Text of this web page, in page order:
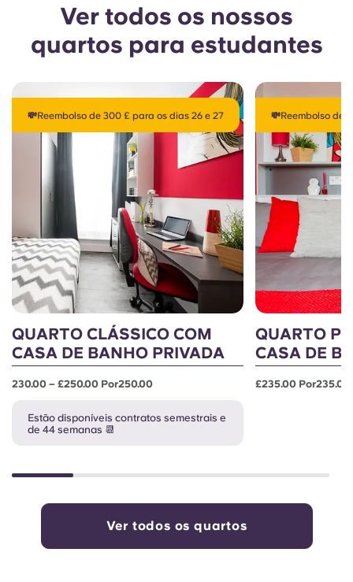
Ver todos os nossos
quartos para estudantes
💸Reembolso de 300 £ para os dias 26 e 27
QUARTO CLÁSSICO COM
CASA DE BANHO PRIVADA
230.00 – £250.00 Por250.00
Estão disponíveis contratos semestrais e
de 44 semanas 📆
💸Reembolso de
QUARTO
CASA DE
£235.00 Por235.00
Ver todos os quartos